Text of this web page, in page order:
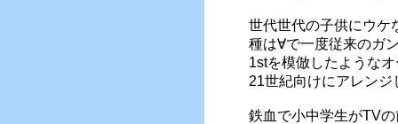
世代世代の子供にウケ
種は∀で一度従来のガ
1stを模倣したような
21世紀向けにアレン
鉄血で小中学生がTV